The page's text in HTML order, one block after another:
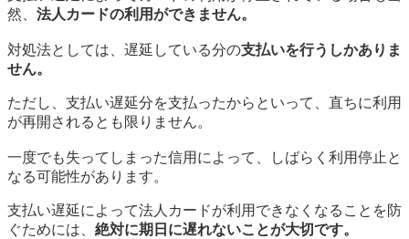
然、 法人カードの利用ができません。
対処法としては、遅延している分の支払いを行うしかありま
せん。
ただし、支払い遅延分を支払ったからといって、直ちに利用
が再開されるとも限りません。
一度でも失ってしまった信用によって、しばらく利用停止と
なる可能性があります。
支払い遅延によって法人カードが利用できなくなることを防
ぐためには、 絶対に期日に遅れないことが大切です。